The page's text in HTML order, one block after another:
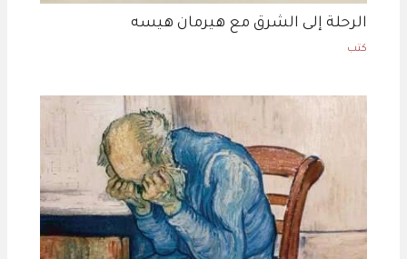
الرحلة إلى الشرق مع هيرمان هيسه
كتب